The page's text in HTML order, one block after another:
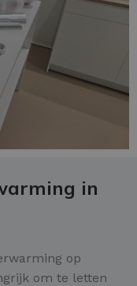
in
op
om te letten